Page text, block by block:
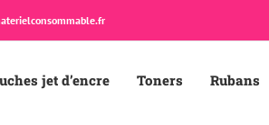
jet d’encre Toners Rubans